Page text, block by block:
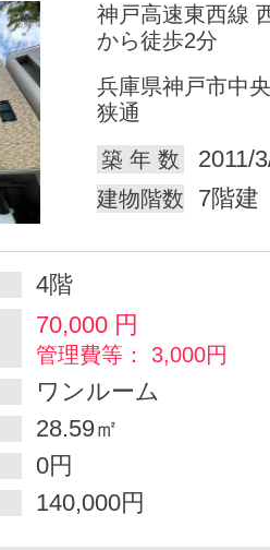
神戸高速東西線
から徒歩2分
兵庫県神戸市中
狭通
築 年 数
2011/
建物階数 7階建
4階
70,000 円
管理費等： 3,000円
ワンルーム
28.59㎡
0円
140,000円